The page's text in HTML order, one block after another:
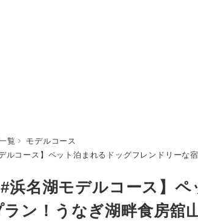
覧
モデルコース
ルコース】ペット泊まれるドッグフレンドリー
#浜名湖モデルコース】
ン！うなぎ湖畔食房舘